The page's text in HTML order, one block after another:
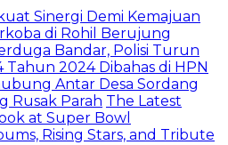
Sinergi Demi Kemajuan
di Rohil Berujung
Bandar, Polisi Turun
Tahun 2024 Dibahas di HPN
Antar Desa Sordang
Rusak Parah The Latest
at Super Bowl
Rising Stars, and Tribute